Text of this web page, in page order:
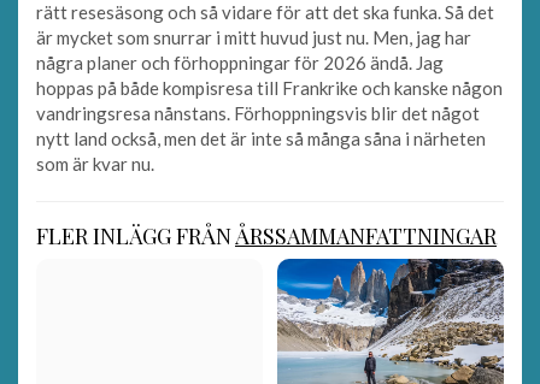
rätt resesäsong och så vidare för att det ska funka. Så det
är mycket som snurrar i mitt huvud just nu. Men, jag har
några planer och förhoppningar för 2026 ändå. Jag
hoppas på både kompisresa till Frankrike och kanske någon
vandringsresa nånstans. Förhoppningsvis blir det något
nytt land också, men det är inte så många såna i närheten
som är kvar nu.
FLER INLÄGG FRÅNÅRSSAMMANFATTNINGAR